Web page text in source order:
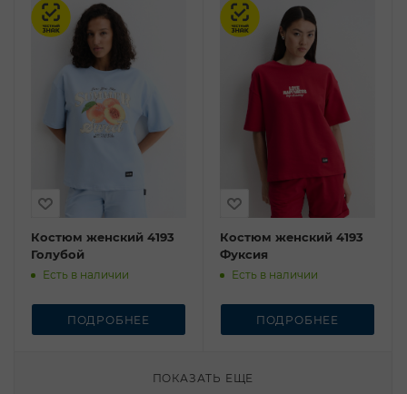
Честный знак
Костюм женский 4193
Голубой
Есть в наличии
ПОДРОБНЕЕ
Честный знак
Костюм женский 4193
Фуксия
Есть в наличии
ПОДРОБНЕЕ
ПОКАЗАТЬ ЕЩЕ